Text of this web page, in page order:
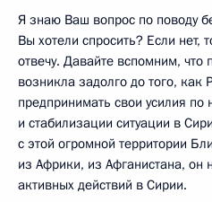
Я знаю Ваш вопрос по поводу
Вы хотели спросить? Если нет,
отвечу. Давайте вспомним,
возникла задолго до того, как
предпринимать свои усилия по
и стабилизации ситуации в
с этой огромной территории
из Африки, из Афганистана, он
активных действий в Сирии.